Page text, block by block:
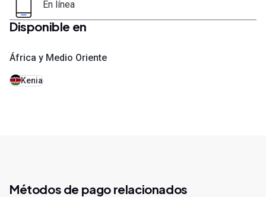
En línea
Disponible en
África y Medio Oriente
Kenia
Métodos de pago relacionados